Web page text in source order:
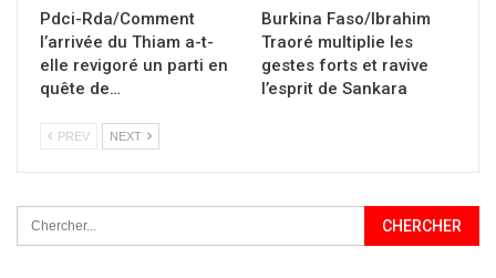
Pdci-Rda/Comment
l’arrivée du Thiam a-t-
elle revigoré un parti en
quête de…
Burkina Faso/Ibrahim
Traoré multiplie les
gestes forts et ravive
l’esprit de Sankara
PREV NEXT